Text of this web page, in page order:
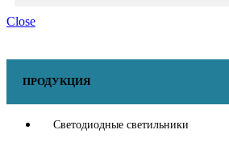
Close
ПРОДУКЦИЯ
Светодиодные светильники